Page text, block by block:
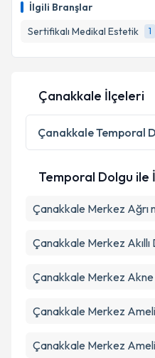
İlgili Branşlar
Sertifikalı Medikal Estetik
1
Çanakkale İlçeleri
ÇanakkaleTemporal
Temporal Dolgu ile
Çanakkale Merkez Ağrı
Çanakkale Merkez
Çanakkale Merkez
Çanakkale Merkez
Çanakkale Merkez